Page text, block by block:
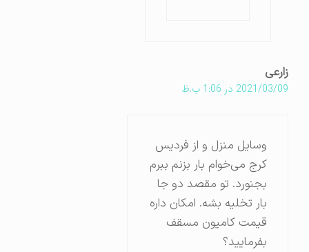
زارعی
2021/03/09 در 1:06 ب.ظ
وسایل منزل و از فردیس
کرج می‌خوام بار بزنم ببرم
بجنورد. تو مقصد دو جا
بار تخلیه بشه. امکان داره
قیمت کامیون مسقف
بفرمایید؟